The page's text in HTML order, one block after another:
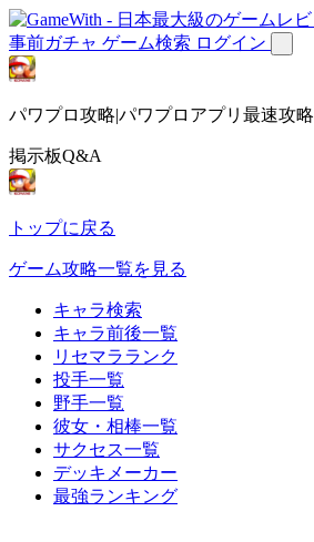
事前ガチャ ゲーム検索 ログイン
パワプロ攻略|パワプロアプリ最速攻略
掲示板Q&A
トップに戻る
ゲーム攻略一覧を見る
キャラ検索
キャラ前後一覧
リセマラランク
投手一覧
野手一覧
彼女・相棒一覧
サクセス一覧
デッキメーカー
最強ランキング